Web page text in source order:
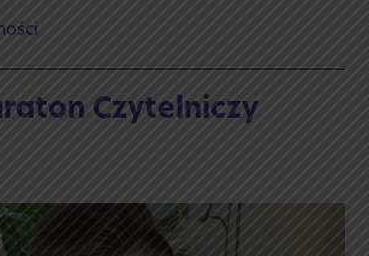
Czytelniczy